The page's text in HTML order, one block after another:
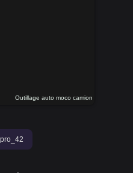
Outillage auto moco camion